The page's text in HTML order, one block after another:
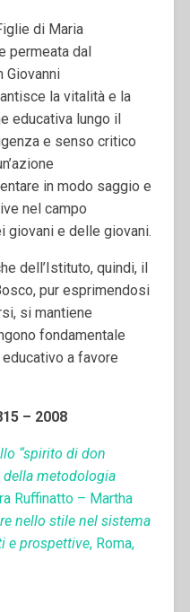
di Maria
permeata dal
Giovanni
la vitalità e la
educativa lungo il
e senso critico
in modo saggio e
nel campo
giovani e delle giovani.
dell’Istituto, quindi, il
pur esprimendosi
si mantiene
fondamentale
a favore
– 2008
“spirito di don
della metodologia
Ruffinatto – Martha
nello stile nel sistema
e prospettive, Roma,